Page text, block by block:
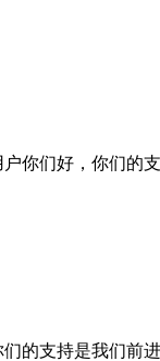
你们好，你们
的支持是我们